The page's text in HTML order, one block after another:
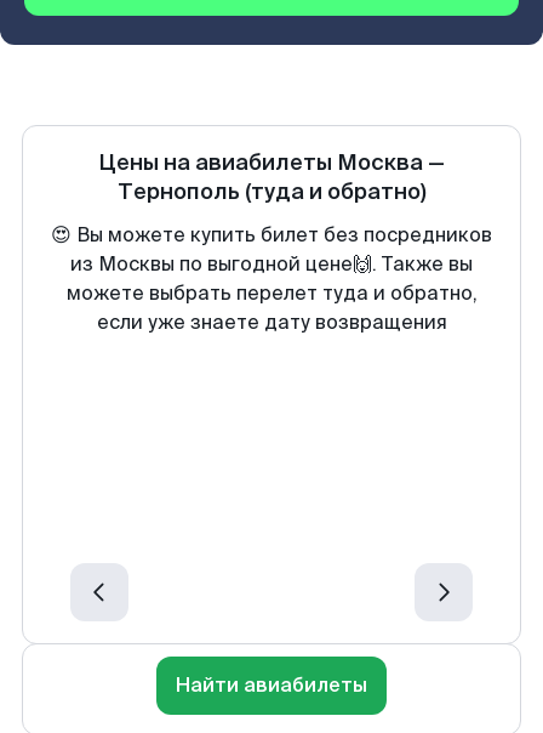
Цены на авиабилеты Москва —
Тернополь (туда и обратно)
😍 Вы можете купить билет без посредников
из Москвы по выгодной цене🙌. Также вы
можете выбрать перелет туда и обратно,
если уже знаете дату возвращения
Найти авиабилеты